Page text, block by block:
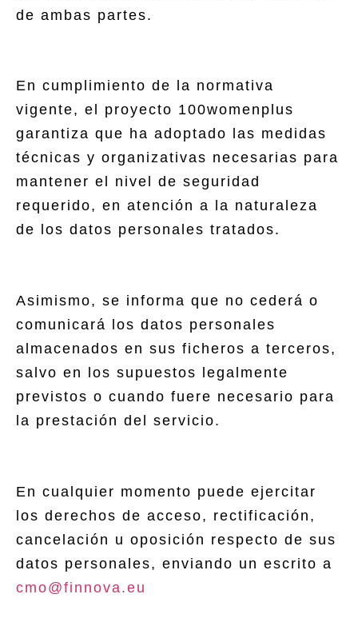
de ambas partes.
En cumplimiento de la normativa
vigente, el proyecto 100womenplus
garantiza que ha adoptado las medidas
técnicas y organizativas necesarias para
mantener el nivel de seguridad
requerido, en atención a la naturaleza
de los datos personales tratados.
Asimismo, se informa que no cederá o
comunicará los datos personales
almacenados en sus ficheros a terceros,
salvo en los supuestos legalmente
previstos o cuando fuere necesario para
la prestación del servicio.
En cualquier momento puede ejercitar
los derechos de acceso, rectificación,
cancelación u oposición respecto de sus
datos personales, enviando un escrito a
cmo@finnova.eu